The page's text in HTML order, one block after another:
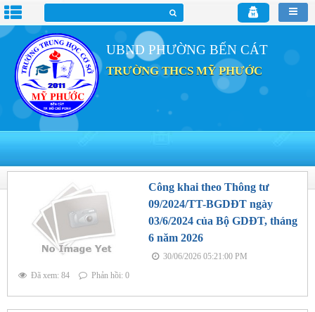
UBND PHƯỜNG BẾN CÁT
TRƯỜNG THCS MỸ PHƯỚC
Công khai theo Thông tư
09/2024/TT-BGDĐT ngày
03/6/2024 của Bộ GDĐT, tháng
6 năm 2026
30/06/2026 05:21:00 PM
Đã xem: 84
Phản hồi: 0